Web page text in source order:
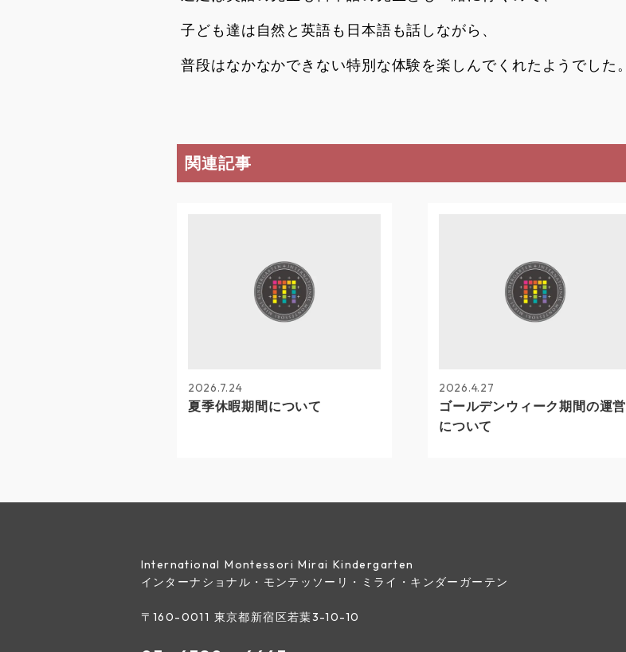
子ども達は自然と英語も日本語も話しながら、
普段はなかなかできない特別な体験を楽しんでくれたようでした。
関連記事
2026.7.24
夏季休暇期間について
2026.4.27
ゴールデンウィーク期間の運営
について
International Montessori Mirai Kindergarten
インターナショナル・モンテッソーリ・ミライ・キンダーガーテン
〒160-0011 東京都新宿区若葉3-10-10